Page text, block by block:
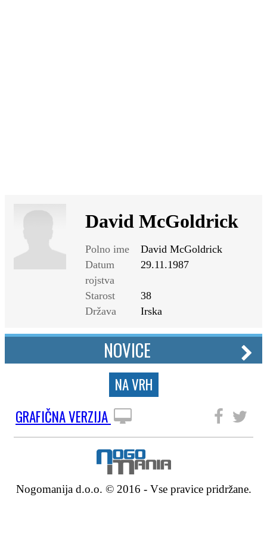
David McGoldrick
Polno ime
David McGoldrick
Datum
rojstva
29.11.1987
Starost
38
Država
Irska
NOVICE
NA VRH
GRAFIČNA VERZIJA
Nogomanija d.o.o. © 2016 - Vse pravice pridržane.